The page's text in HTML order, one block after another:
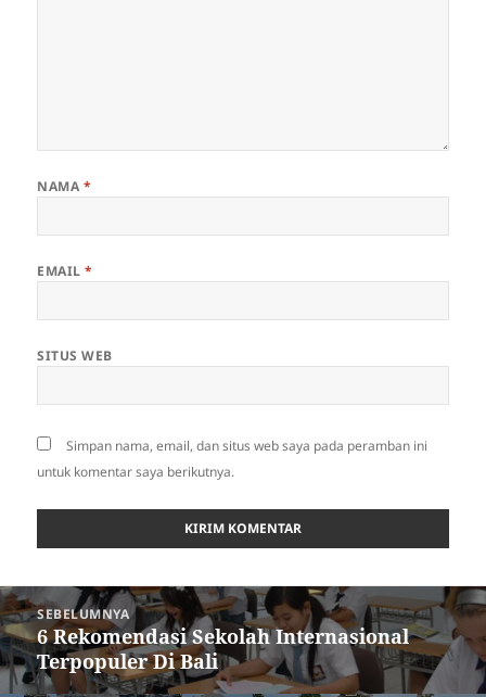
NAMA *
EMAIL*
SITUS WEB
Simpan nama, email, dan situs web saya pada peramban ini
untuk komentar saya berikutnya.
Navigasi
pos SEBELUMNYA
Pos
sebelumnya:
6 Rekomendasi Sekolah Internasional
Terpopuler Di Bali